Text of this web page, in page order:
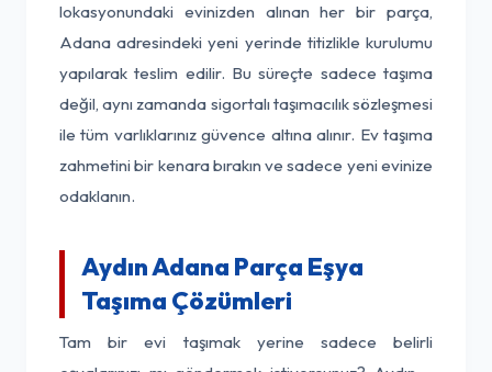
lokasyonundaki evinizden alınan her bir parça,
Adana adresindeki yeni yerinde titizlikle kurulumu
yapılarak teslim edilir. Bu süreçte sadece taşıma
değil, aynı zamanda sigortalı taşımacılık sözleşmesi
ile tüm varlıklarınız güvence altına alınır. Ev taşıma
zahmetini bir kenara bırakın ve sadece yeni evinize
odaklanın.
Aydın Adana Parça Eşya
Taşıma Çözümleri
Tam bir evi taşımak yerine sadece belirli